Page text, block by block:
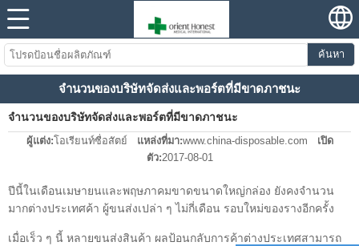
ค้นหา
จำนวนของบริษัทจัดส่งและพอร์ตที่มีขาดภาชนะ
จำนวนของบริษัทจัดส่งและพอร์ตที่มีขาดภาชนะ
ผู้แต่ง:โอเรียนท์ซื่อสัตย์ แหล่งที่มา:www.china-disposable.com
เปิด
ตัว:2017-08-01
ปีนี้ในเดือนเมษายนและพฤษภาคมขาดขนาดใหญ่กล่อง ยังคงจำนวน
มากต่างประเทศค้า ผู้ขนส่งเปล่า ๆ ไม่กี่เดือน รอบใหม่ของรางอีกครั้ง
เมื่อเร็ว ๆ นี้ หลายขนส่งสินค้า ผลป้อนกลับการค้าต่างประเทศสามารถ